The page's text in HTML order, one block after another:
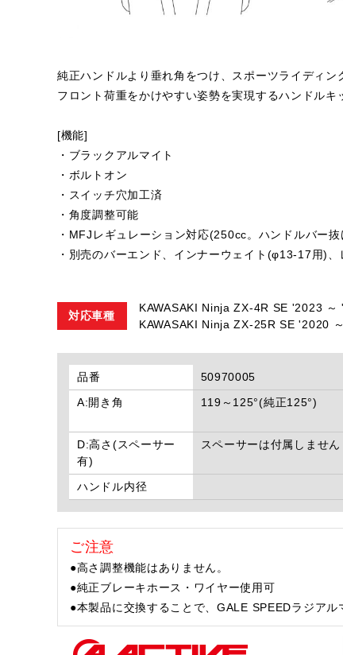
純正ハンドルより垂れ角をつけ、スポーツライディン
フロント荷重をかけやすい姿勢を実現するハンドルキ
[機能]
・ブラックアルマイト
・ボルトオン
・スイッチ穴加工済
・角度調整可能
・MFJレギュレーション対応(250cc。ハンドルバー
・別売のバーエンド、インナーウェイト(φ13-17用)
対応車種
KAWASAKI Ninja ZX-4R SE '2023 ～
KAWASAKI Ninja ZX-25R SE '2020
品番 50970005
A:開き角
119～125°(純正125°)
D:高さ(スペーサー
有)
スペーサーは付属しません
ハンドル内径
ご注意
●高さ調整機能はありません。
●純正ブレーキホース・ワイヤー使用可
●本製品に交換することで、GALE SPEEDラジア